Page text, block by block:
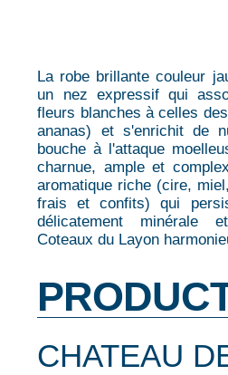
La robe brillante couleur
un nez expressif qui
fleurs blanches à celles
ananas) et s'enrichit de
bouche à l'attaque
charnue, ample et
aromatique riche (cire,
frais et confits) qui
délicatement minérale
Coteaux du Layon
CHATEAU